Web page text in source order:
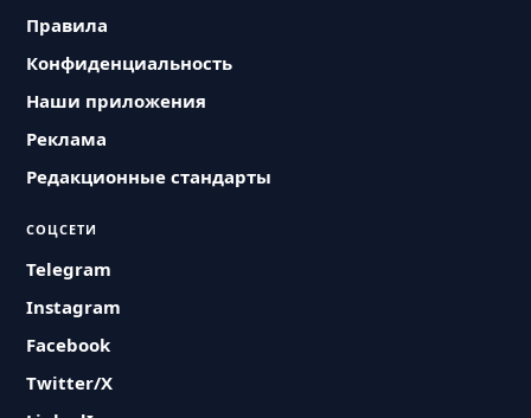
Правила
Конфиденциальность
Наши приложения
Реклама
Редакционные стандарты
СОЦСЕТИ
Telegram
Instagram
Facebook
Twitter/X